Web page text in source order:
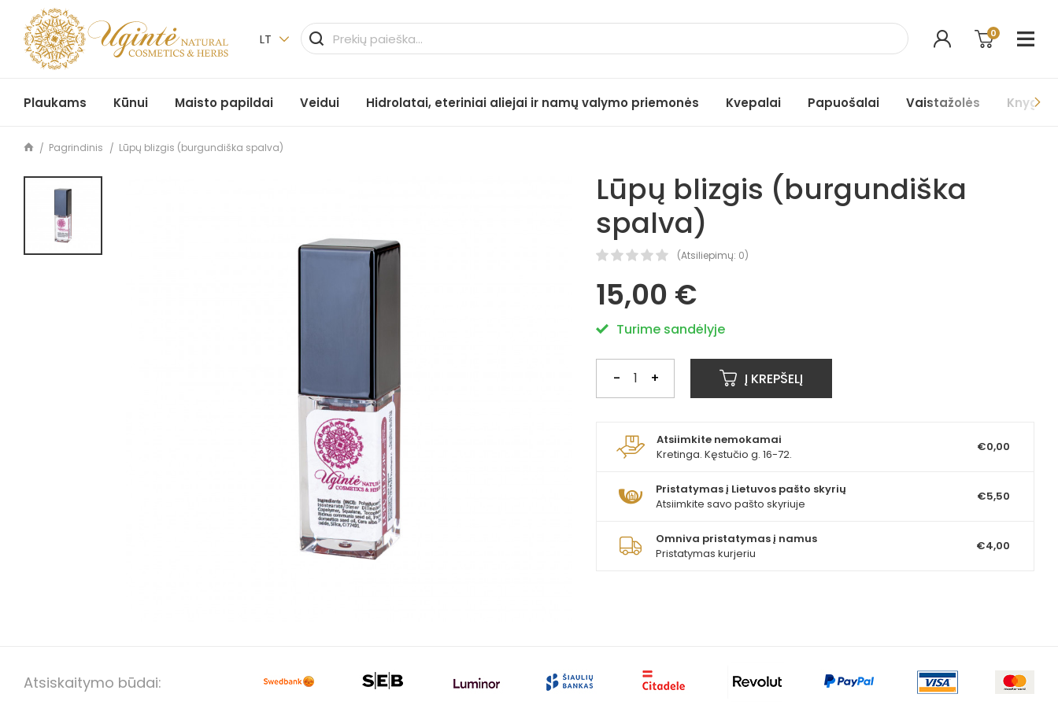
LT 0
Plaukams Kūnui Maisto papildai Veidui Hidrolatai, eteriniai aliejai ir namų valymo priemonės Kvepalai Papuošalai Vaistažolės Knygos
Pagrindinis Lūpų blizgis (burgundiška spalva)
Lūpų blizgis (burgundiška
spalva)
(Atsiliepimų: 0)
15,00 €
Turime sandėlyje
- + Į KREPŠELĮ
Atsiimkite nemokamai
Kretinga. Kęstučio g. 16-72.
€0,00
Pristatymas į Lietuvos pašto skyrių
Atsiimkite savo pašto skyriuje
€5,50
Omniva pristatymas į namus
Pristatymas kurjeriu
€4,00
Atsiskaitymo būdai: